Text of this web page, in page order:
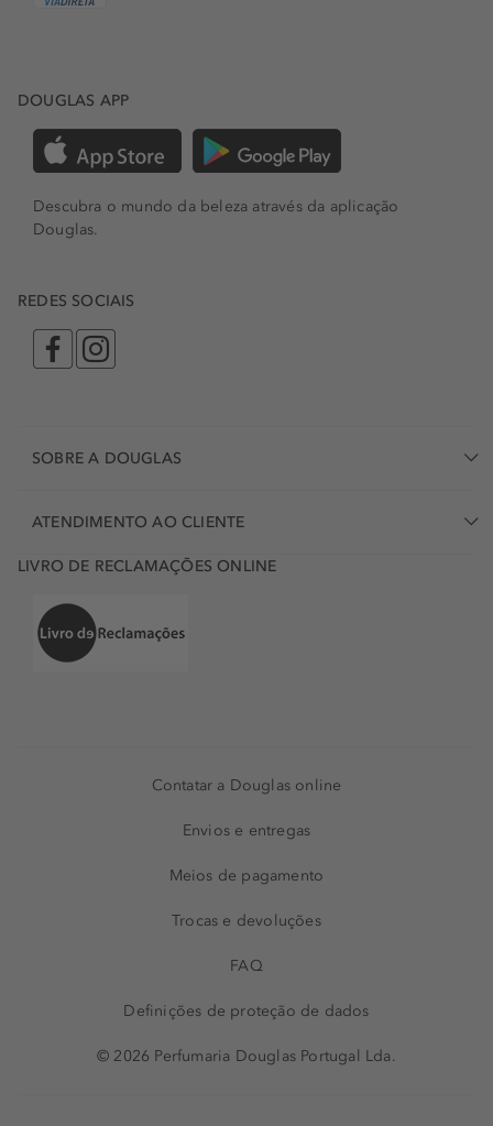
DOUGLAS APP
Descubra o mundo da beleza através da aplicação
Douglas.
REDES SOCIAIS
SOBRE A DOUGLAS
ATENDIMENTO AO CLIENTE
LIVRO DE RECLAMAÇÕES ONLINE
Contatar a Douglas online
Envios e entregas
Meios de pagamento
Trocas e devoluções
FAQ
Definições de proteção de dados
© 2026 Perfumaria Douglas Portugal Lda.